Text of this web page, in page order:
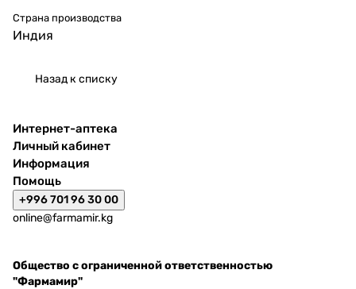
Страна производства
Индия
Назад к списку
Интернет-аптека
Личный кабинет
Информация
Помощь
+996 701 96 30 00
online@farmamir.kg
Общество с ограниченной ответственностью
"Фармамир"